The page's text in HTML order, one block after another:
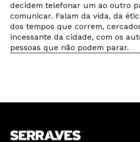
decidem telefonar um ao outro
comunicar. Falam da vida, da
dos tempos que correm,
incessante da cidade, com os
pessoas que não podem parar.